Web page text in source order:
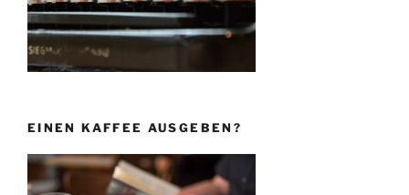
EINEN KAFFEE AUSGEBEN?